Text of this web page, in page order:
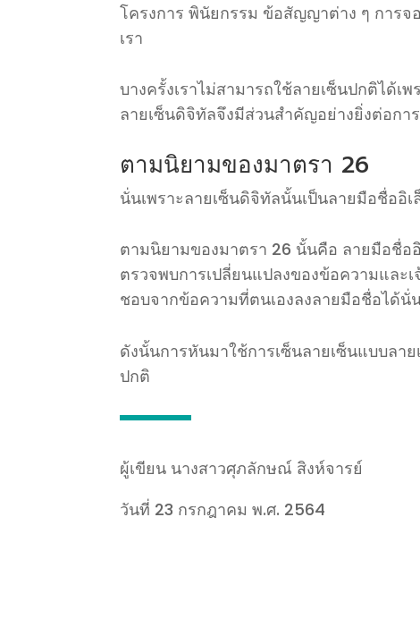
โครงการ พินัยกรรม ข้อสัญญาต่าง ๆ การจ
เรา
บางครั้งเราไม่สามารถใช้ลายเซ็นปกติได้เ
ลายเซ็นดิจิทัลจึงมีส่วนสำคัญอย่างยิ่งต่อกา
ตามนิยามของมาตรา 26
นั่นเพราะลายเซ็นดิจิทัลนั้นเป็นลายมือชื่ออิ
ตามนิยามของมาตรา 26 นั้นคือ ลายมือชื่อ
ตรวจพบการเปลี่ยนแปลงของข้อความและ
ชอบจากข้อความที่ตนเองลงลายมือชื่อได้นั่น
ดังนั้นการหันมาใช้การเซ็นลายเซ็นแบบลา
ปกติ
ผู้เขียน นางสาวศุภลักษณ์ สิงห์จารย์
วันที่ 23 กรกฎาคม พ.ศ. 2564